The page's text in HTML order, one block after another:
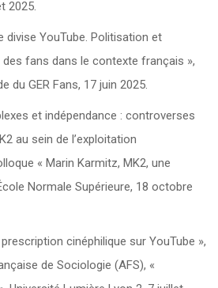
2025.
divise YouTube. Politisation et
fans dans le contexte français »,
du GER Fans, 17 juin 2025.
et indépendance : controverses
au sein de l’exploitation
« Marin Karmitz, MK2, une
Normale Supérieure, 18 octobre
cinéphilique sur YouTube »,
de Sociologie (AFS), «